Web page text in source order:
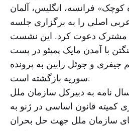
کوچک» فرانسه، انگلیس، آلمان
اصلی را به برگزاری جلسه
مشترک دعوت کرد. این نشست
با آمدن مایک پمپئو در پست
جیفری و جوئل رابین به پرونده
سوریه بازگشته است.
نامه به دبیرکل سازمان ملل
کمیته قانون اساسی در ژنو به
سازمان ملل جهت حل بحران